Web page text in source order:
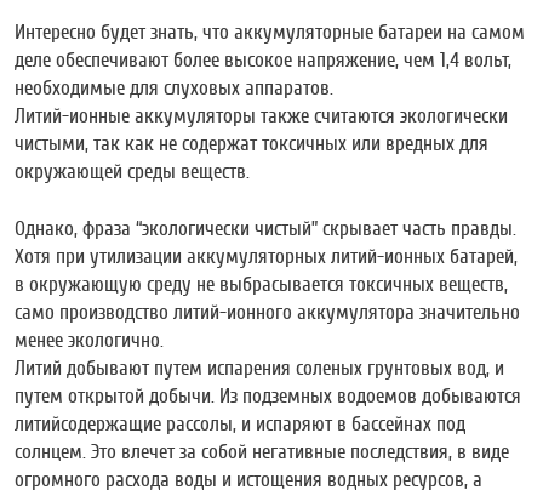
Интересно будет знать, что аккумуляторные батареи на самом
деле обеспечивают более высокое напряжение, чем 1,4 вольт,
необходимые для слуховых аппаратов.
Литий-ионные аккумуляторы также считаются экологически
чистыми, так как не содержат токсичных или вредных для
окружающей среды веществ.
Однако, фраза “экологически чистый” скрывает часть правды.
Хотя при утилизации аккумуляторных литий-ионных батарей,
в окружающую среду не выбрасывается токсичных веществ,
само производство литий-ионного аккумулятора значительно
менее экологично.
Литий добывают путем испарения соленых грунтовых вод, и
путем открытой добычи. Из подземных водоемов добываются
литийсодержащие рассолы, и испаряют в бассейнах под
солнцем. Это влечет за собой негативные последствия, в виде
огромного расхода воды и истощения водных ресурсов, а